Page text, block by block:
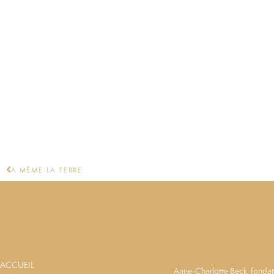
A MÊME LA TERRE
ACCUEIL
Anne-Charlotte Beck,